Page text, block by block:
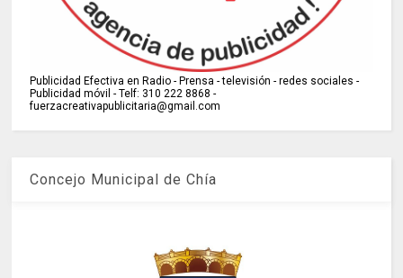
Publicidad Efectiva en Radio - Prensa - televisión - redes sociales -
Publicidad móvil - Telf: 310 222 8868 -
fuerzacreativapublicitaria@gmail.com
Concejo Municipal de Chía